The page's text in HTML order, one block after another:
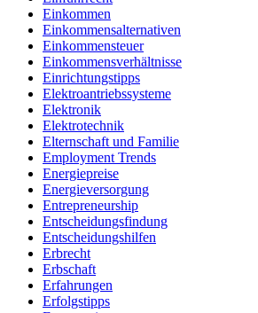
Einkommen
Einkommensalternativen
Einkommensteuer
Einkommensverhältnisse
Einrichtungstipps
Elektroantriebssysteme
Elektronik
Elektrotechnik
Elternschaft und Familie
Employment Trends
Energiepreise
Energieversorgung
Entrepreneurship
Entscheidungsfindung
Entscheidungshilfen
Erbrecht
Erbschaft
Erfahrungen
Erfolgstipps